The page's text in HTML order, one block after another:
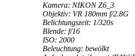
Kamera: NIKON Z6_3
Objektiv: VR 180mm f/2.8G
Belichtungszeit: 1/320s
Blende: f/16
ISO: 2000
Beleuchtung: bewölkt